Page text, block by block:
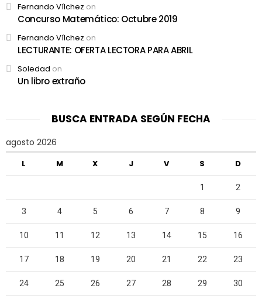
Fernando Vílchez on
Concurso Matemático: Octubre 2019
Fernando Vílchez on
LECTURANTE: OFERTA LECTORA PARA ABRIL
Soledad on
Un libro extraño
BUSCA ENTRADA SEGÚN FECHA
agosto 2026
L M X J V S D
1 2
3 4 5 6 7 8 9
10 11 12 13 14 15 16
17 18 19 20 21 22 23
24 25 26 27 28 29 30